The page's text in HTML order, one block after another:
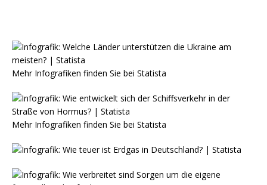
Mehr Infografiken finden Sie bei Statista
Mehr Infografiken finden Sie bei Statista